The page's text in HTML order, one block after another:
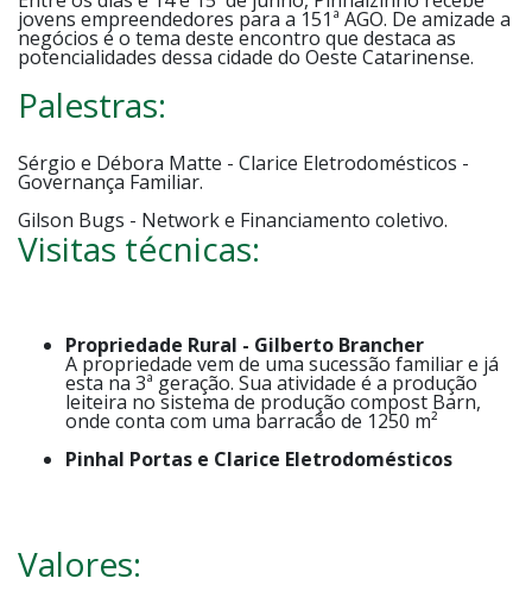
jovens empreendedores para a 151ª AGO. De amizade a
negócios é o tema deste encontro que destaca as
potencialidades dessa cidade do Oeste Catarinense.
Palestras:
Sérgio e Débora Matte - Clarice Eletrodomésticos -
Governança Familiar.
Gilson Bugs - Network e Financiamento coletivo.
Visitas técnicas:
Propriedade Rural - Gilberto Brancher
A propriedade vem de uma sucessão familiar e já
esta na 3ª geração. Sua atividade é a produção
leiteira no sistema de produção compost Barn,
onde conta com uma barracão de 1250 m²
Pinhal Portas e Clarice Eletrodomésticos
Valores: